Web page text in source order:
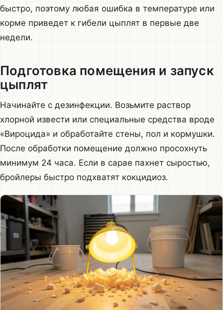
быстро, поэтому любая ошибка в температуре или
корме приведет к гибели цыплят в первые две
недели.
Подготовка помещения и запуск
цыплят
Начинайте с дезинфекции. Возьмите раствор
хлорной извести или специальные средства вроде
«Вироцида» и обработайте стены, пол и кормушки.
После обработки помещение должно просохнуть
минимум 24 часа. Если в сарае пахнет сыростью,
бройлеры быстро подхватят кокцидиоз.